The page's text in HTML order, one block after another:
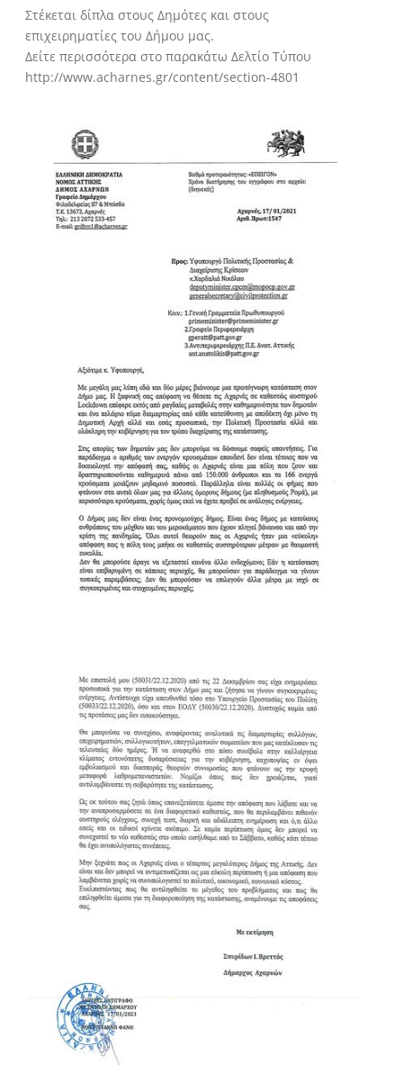
Στέκεται δίπλα στους Δημότες και στους
επιχειρηματίες του Δήμου μας.
Δείτε περισσότερα στο παρακάτω Δελτίο Τύπου ️
http://www.acharnes.gr/content/section-4801